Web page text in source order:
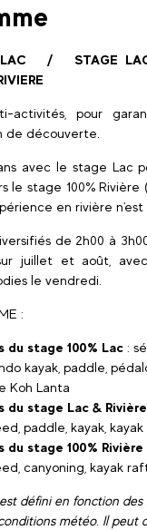
LAC / STAGE
activités, pour
de découverte.
avec le stage Lac
le stage 100% Rivière
en rivière n'est
de 2h00 à
juillet et août,
le vendredi.
:
stage 100% Lac :
kayak, paddle,
Koh Lanta
du stage Lac & Rivière
paddle, kayak, kayak
stage 100% Rivière
canyoning, kayak
défini en fonction des
météo. Il peut